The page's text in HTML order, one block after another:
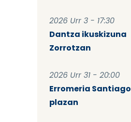
2026 Urr 3 - 17:30
Dantza ikuskizuna
Zorrotzan
2026 Urr 31 - 20:00
Erromeria Santiago
plazan